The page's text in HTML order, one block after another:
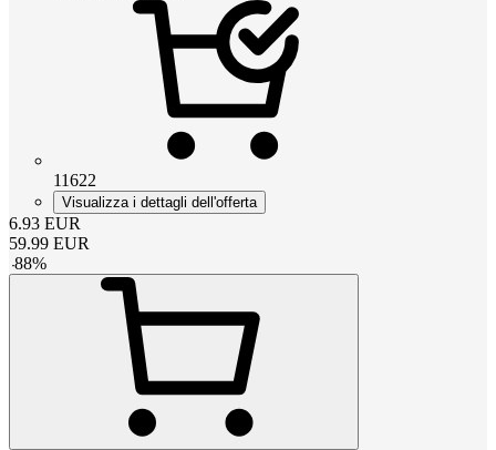
11622
Visualizza i dettagli dell'offerta
6.93 EUR
59.99 EUR
-88%